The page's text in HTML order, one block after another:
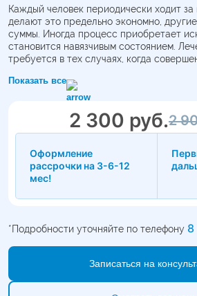
Каждый человек периодически ходит
делают это предельно экономно,
суммы. Иногда процесс приобретает
становится навязчивым состоянием.
требуется в тех случаях, когда
также нелегко избавиться, как и от
алкоголю и наркотикам.
синдрома , психологических
образа жизни и черт характера.
отношение к покупкам.
Показать все
2
2 300 руб.
Оформление
рассрочки на 3-6-12
мес!
*Подробности уточняйте по телефону
Записаться на